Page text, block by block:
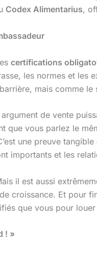
Codex Alimentarius,
certifications
les normes et les
mais comme
de vente
que vous parlez le
une preuve
importants et les
il est aussi
croissance. Et pour
que vous pour
! »